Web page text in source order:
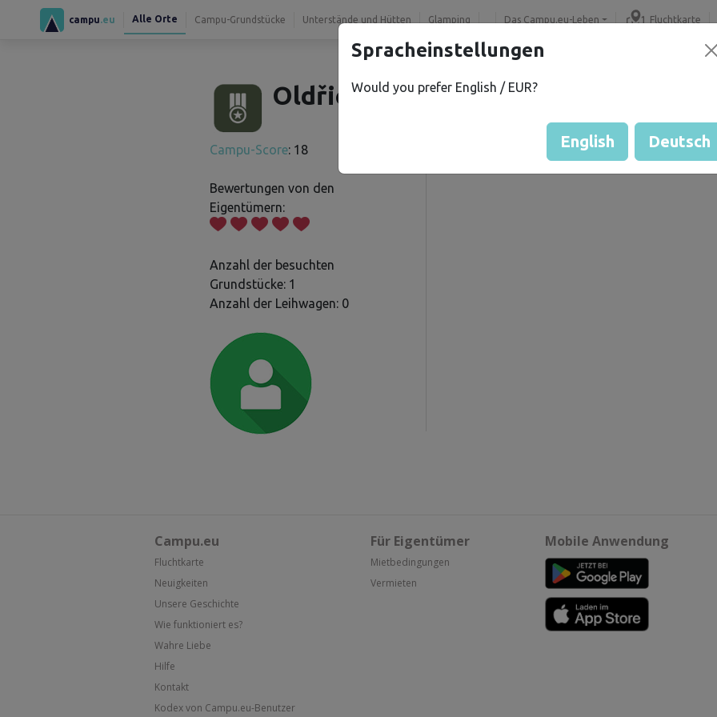
campu .eu Alle Orte Campu-Grundstücke Unterstände und Hütten Glamping Das Campu.eu-Leben Fluchtkarte
Oldřich P.
Campu-Score: 18
Bewertungen von den
Eigentümern:
Anzahl der besuchten
Grundstücke: 1
Anzahl der Leihwagen: 0
Gästebewertung durch
Bewertung der Grundstücke
Campu.eu
Fluchtkarte
Neuigkeiten
Unsere Geschichte
Wie funktioniert es?
Wahre Liebe
Hilfe
Kontakt
Kodex von Campu.eu-Benutzer
Für Eigentümer
Mietbedingungen
Vermieten
Mobile Anwendung
Spracheinstellungen
Would you prefer English / EUR?
English Deutsch